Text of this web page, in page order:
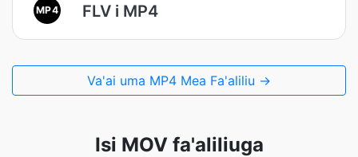
MP4 FLV i MP4
Va'ai uma MP4 Mea Fa'aliliu →
Isi MOV fa'aliliuga